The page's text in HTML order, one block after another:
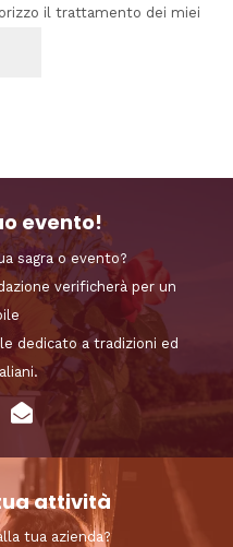
il trattamento dei miei
evento!
sagra o evento?
verificherà per un
dedicato a tradizioni ed
attività
tua azienda?